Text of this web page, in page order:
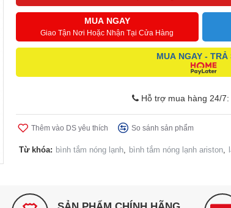
MUA NGAY
Giao Tận Nơi Hoặc Nhận Tại Cửa Hàng
MUA NGAY - TRẢ
Hỗ trợ mua hàng 24/7:
Thêm vào DS yêu thích So sánh sản phẩm
Từ khóa: bình tắm nóng lạnh, bình tắm nóng lạnh ariston,